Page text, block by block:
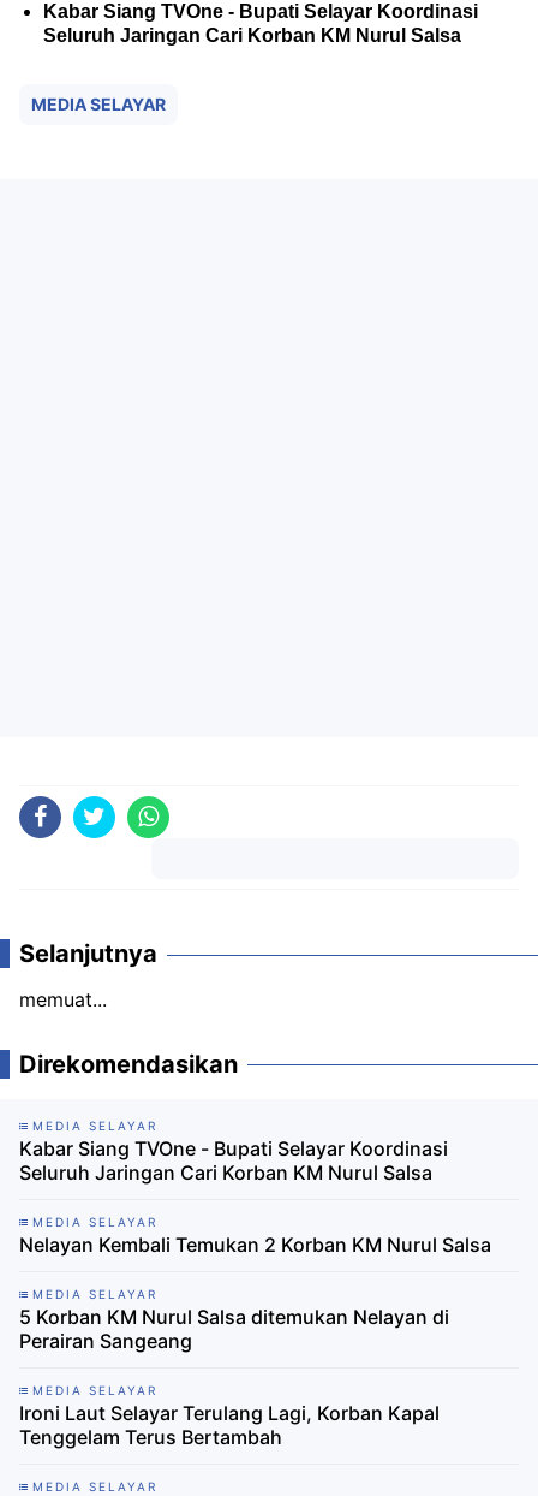
Kabar Siang TVOne - Bupati Selayar Koordinasi
Seluruh Jaringan Cari Korban KM Nurul Salsa
MEDIA SELAYAR
Selanjutnya
memuat...
Direkomendasikan
MEDIA SELAYAR
Kabar Siang TVOne - Bupati Selayar Koordinasi
Seluruh Jaringan Cari Korban KM Nurul Salsa
MEDIA SELAYAR
Nelayan Kembali Temukan 2 Korban KM Nurul Salsa
MEDIA SELAYAR
5 Korban KM Nurul Salsa ditemukan Nelayan di
Perairan Sangeang
MEDIA SELAYAR
Ironi Laut Selayar Terulang Lagi, Korban Kapal
Tenggelam Terus Bertambah
MEDIA SELAYAR